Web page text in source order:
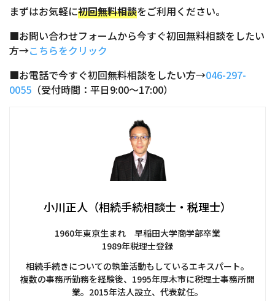
まずはお気軽に初回無料相談をご利用ください。
■お問い合わせフォームから今すぐ初回無料相談をしたい
方→こちらをクリック
■お電話で今すぐ初回無料相談をしたい方→046-297-
0055 （受付時間：平日9:00～17:00）
小川正人（相続手続相談士・税理士）
1960年東京生まれ 早稲田大学商学部卒業
1989年税理士登録
相続手続きについての執筆活動もしているエキスパート。
複数の事務所勤務を経験後、1995年厚木市に税理士事務所開
業。2015年法人設立、代表就任。